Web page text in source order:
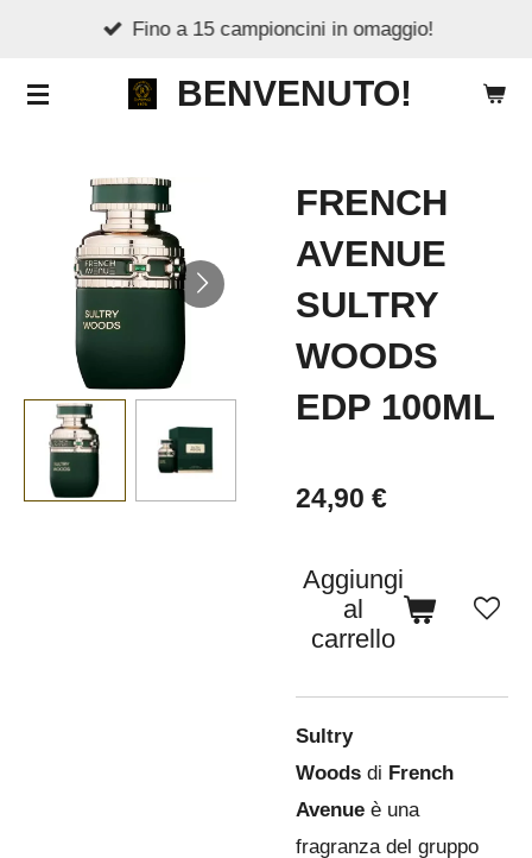
contenuto
BENVENUTO!
Fino a 15 campioncini in omaggio!
FRENCH
AVENUE
SULTRY
WOODS
EDP 100ML
24,90 €
Aggiungi
al
carrello
Sultry
Woods di French
Avenue è una
fragranza del gruppo